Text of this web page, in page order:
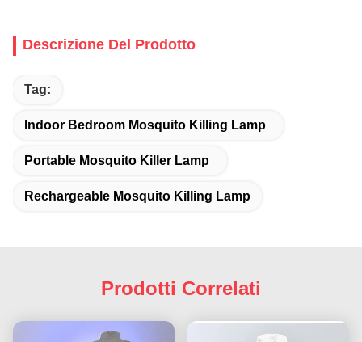
Descrizione Del Prodotto
Tag:
Indoor Bedroom Mosquito Killing Lamp
Portable Mosquito Killer Lamp
Rechargeable Mosquito Killing Lamp
Prodotti Correlati